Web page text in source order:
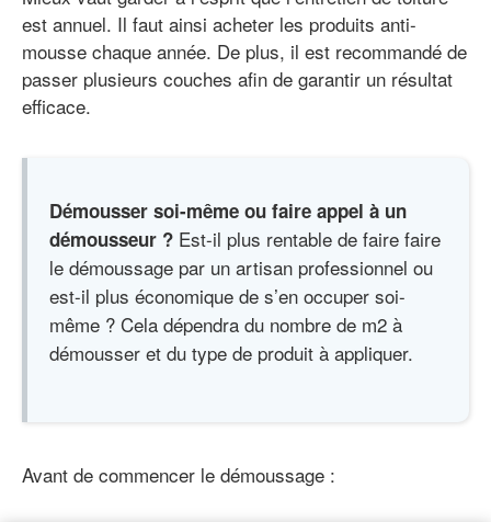
est annuel. Il faut ainsi acheter les produits anti-
mousse chaque année. De plus, il est recommandé de
passer plusieurs couches afin de garantir un résultat
efficace.
Démousser soi-même ou faire appel à un
démousseur ? Est-il plus rentable de faire faire
le démoussage par un artisan professionnel ou
est-il plus économique de s’en occuper soi-
même ? Cela dépendra du nombre de m2 à
démousser et du type de produit à appliquer.
Avant de commencer le démoussage :